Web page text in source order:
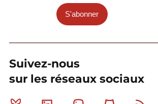
S'abonner
Suivez-nous
sur les réseaux sociaux